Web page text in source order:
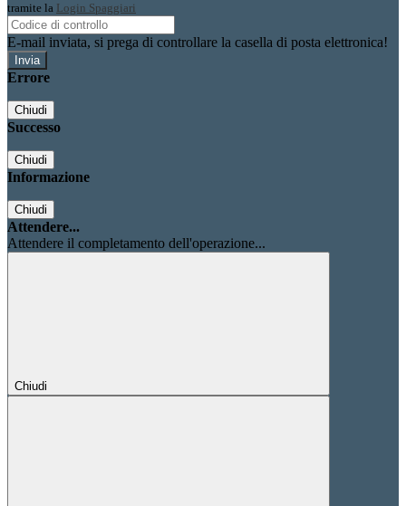
tramite la Login Spaggiari
E-mail inviata, si prega di controllare la casella di posta elettronica!
Errore
Chiudi
Successo
Chiudi
Informazione
Chiudi
Attendere...
Attendere il completamento dell'operazione...
Chiudi